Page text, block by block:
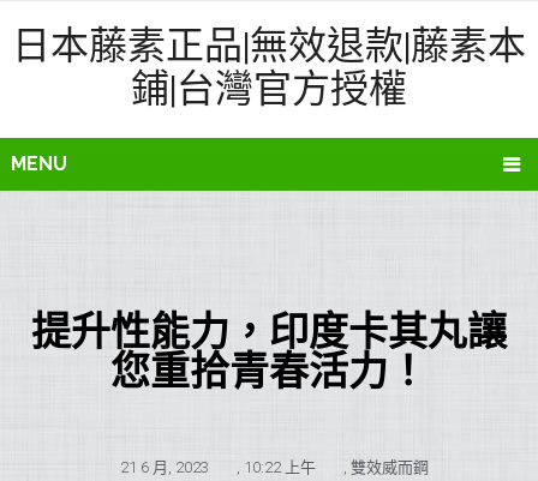
日本藤素正品|無效退款|藤素本
鋪|台灣官方授權
MENU
提升性能力，印度卡其丸讓
您重拾青春活力！
21 6 月, 2023 , 10:22 上午 , 雙效威而鋼